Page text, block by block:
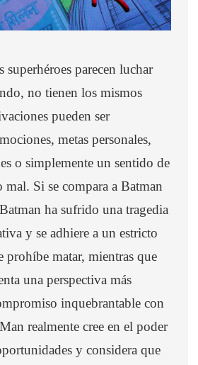
parecen luchar
no tienen los mismos
pueden ser
metas personales,
o simplemente un sentido de
mal. Si se compara a Batman
ha sufrido una tragedia
y se adhiere a un estricto
prohíbe matar, mientras que
una perspectiva más
inquebrantable con
realmente cree en el poder
y considera que